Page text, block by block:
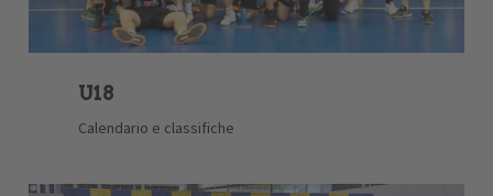
U18
Calendario e classifiche